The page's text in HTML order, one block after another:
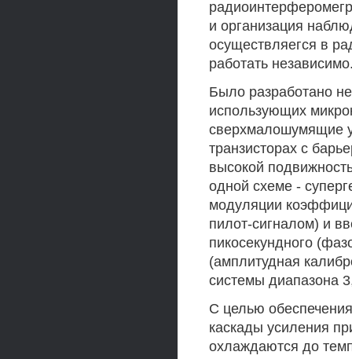
и организация
осуществляегся в
работать
Было разработано
использующих
сверхмалошумящие
транзисторах с
высокой
одной схеме -
модуляции
пилот-сигналом) и
пикосекундного
(амплитудная
системы диапазона
С целью
каскады усиления
охлаждаются до